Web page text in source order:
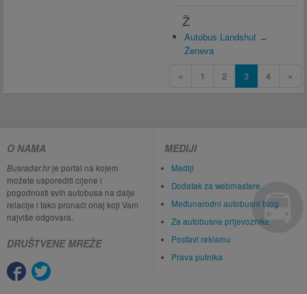
Ž
Autobus Landshut ↔
Ženeva
«
1 2 3 4 »
O NAMA
Busradar.hrje portal na kojem
možete usporediti cijene i
pogodnosti svih autobusa na dalje
relacije i tako pronaći onaj koji Vam
najviše odgovara.
DRUŠTVENE MREŽE
MEDIJI
Mediji
Dodatak za webmastere
Međunarodni autobusni blog
Za autobusne prijevoznike
Postavi reklamu
Prava putnika